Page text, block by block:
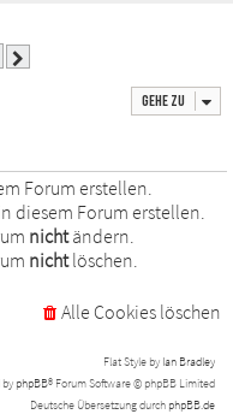
Gehe zu
Forum erstellen.
diesem Forum erstellen.
nichtändern.
nichtlöschen.
Alle Cookies löschen
Flat Style by Ian Bradley
phpBB® Forum Software © phpBB Limited
Deutsche Übersetzung durch phpBB.de